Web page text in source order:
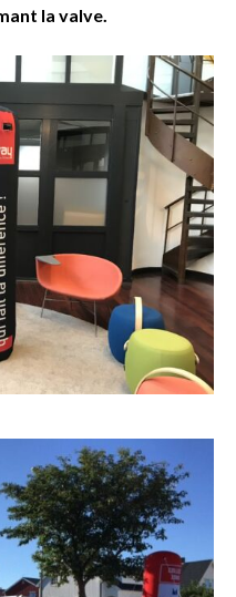
la valve.